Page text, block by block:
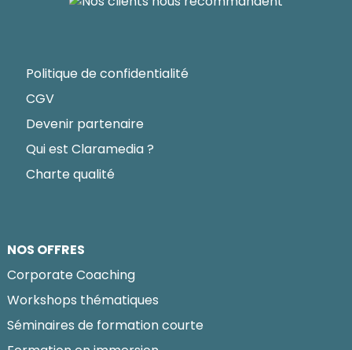
Politique de confidentialité
CGV
Devenir partenaire
Qui est Claramedia ?
Charte qualité
NOS OFFRES
Corporate Coaching
Workshops thématiques
Séminaires de formation courte